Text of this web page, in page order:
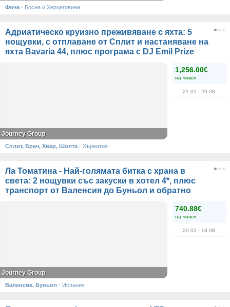
Фоча · Босна и Херцеговина
Адриатическо круизно преживяване с яхта: 5
нощувки, с отплаване от Сплит и настаняване на
яхта Bavaria 44, плюс програма с DJ Emil Prize
1,256.00€
на човек
21.02 - 20.08
Journey Group
Сплит, Брач, Хвар, Шолта · Хърватия
Ла Томатина - Най-голямата битка с храна в
света: 2 нощувки със закуски в хотел 4*, плюс
транспорт от Валенсия до Буньол и обратно
740.88€
на човек
20.02 - 18.08
Journey Group
Валенсия, Буньол · Испания